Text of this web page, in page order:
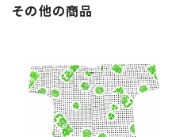
その他の商品